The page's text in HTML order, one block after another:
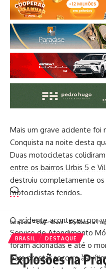
Mais um grave acidente foi
Conquista na noite desta
Duas motocicletas
entre os bairros Urbis 5 e
destruiu completamente
motociclistas feridos.
O acidente aconteceu por
Serviço de Atendimento
foram acionadas e até o
para prestar socorro às
Conquista>Blog>Brasil>Explosões na
BRASIL DESTAQUE
Explosões na